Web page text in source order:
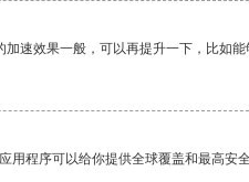
速效果一般，可以再提升一下，比如能
用程序可以给你提供全球覆盖和最高安全